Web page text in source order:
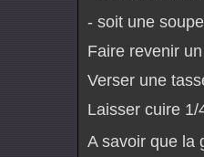
- soit une
Faire revenir
Verser une
Laisser cuire 1/
A savoir que